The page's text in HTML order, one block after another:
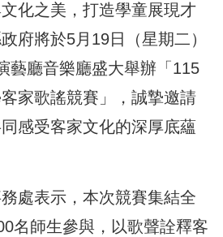
化之美，打造學童展現才
府將於5月19日（星期二）
藝廳音樂廳盛大舉辦「115
家歌謠競賽」，誠摯邀請
感受客家文化的深厚底蘊
處表示，本次競賽集結全
名師生參與，以歌聲詮釋客